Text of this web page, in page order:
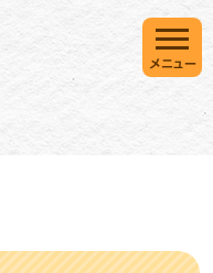
メニュー